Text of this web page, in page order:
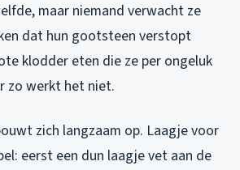
maar niemand verwacht ze
dat hun gootsteen verstopt
klodder eten die ze per ongeluk
zo werkt het niet.
zich langzaam op. Laagje voor
eerst een dun laagje vet aan de